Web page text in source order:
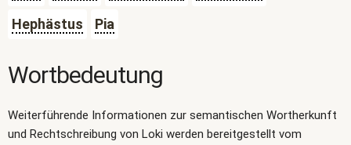
Hephästus
Pia
Wortbedeutung
Weiterführende Informationen zur semantischen Wortherkunft
und Rechtschreibung von Loki werden bereitgestellt vom